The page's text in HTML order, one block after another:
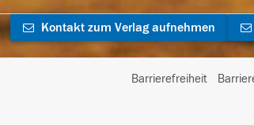
Kontakt zum Verlag aufnehmen
Barrierefreiheit